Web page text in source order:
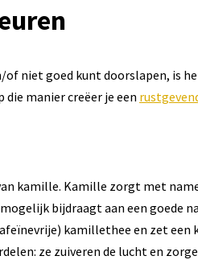
niet goed kunt doorslapen, is
manier creëer je een
kamille. Kamille zorgt met
bijdraagt aan een goede
kamillethee en zet een
ze zuiveren de lucht en